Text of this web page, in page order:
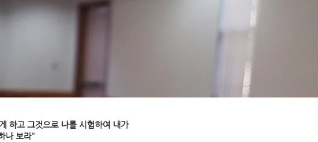
하고 그것으로 나를 시험하여 내가
나 보라"